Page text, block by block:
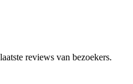
reviews van bezoekers.